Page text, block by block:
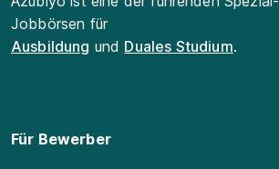
Jobbörsen für
Ausbildung und Duales Studium.
Für Bewerber